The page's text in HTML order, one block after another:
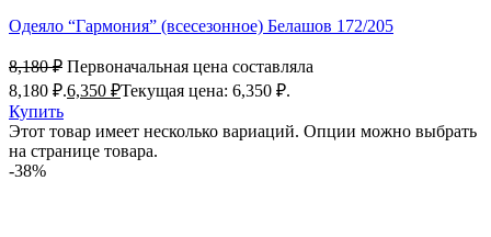
Одеяло “Гармония” (всесезонное) Белашов 172/205
8,180₽ Первоначальная цена составляла
8,180 ₽.6,350 ₽Текущая цена: 6,350 ₽.
Купить
Этот товар имеет несколько вариаций. Опции можно выбрать
на странице товара.
-38%